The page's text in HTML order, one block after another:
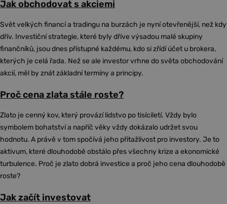
Jak obchodovat s akciemi
Svět velkých financí a tradingu na burzách je nyní otevřenější, než kdy
dřív. Investiční strategie, které byly dříve výsadou malé skupiny
finančníků, jsou dnes přístupné každému, kdo si zřídí účet u brokera,
kterých je celá řada. Než se ale investor vrhne do světa obchodování
akcií, měl by znát základní termíny a principy.
Proč cena zlata stále roste?
Zlato je cenný kov, který provází lidstvo po tisíciletí. Vždy bylo
symbolem bohatství a napříč věky vždy dokázalo udržet svou
hodnotu. A právě v tom spočívá jeho přitažlivost pro investory. Je to
aktivum, které dlouhodobě obstálo přes všechny krize a ekonomické
turbulence. Proč je zlato dobrá investice a proč jeho cena dlouhodobě
roste?
Jak začít investovat